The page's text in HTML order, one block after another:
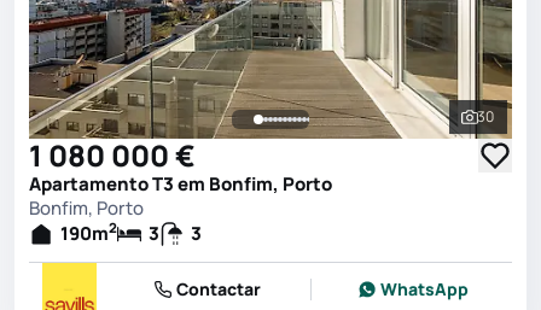
Ver
30
1 080 000 €
Apartamento T3 em Bonfim, Porto
Bonfim, Porto
190m2 3 3
Contactar WhatsApp